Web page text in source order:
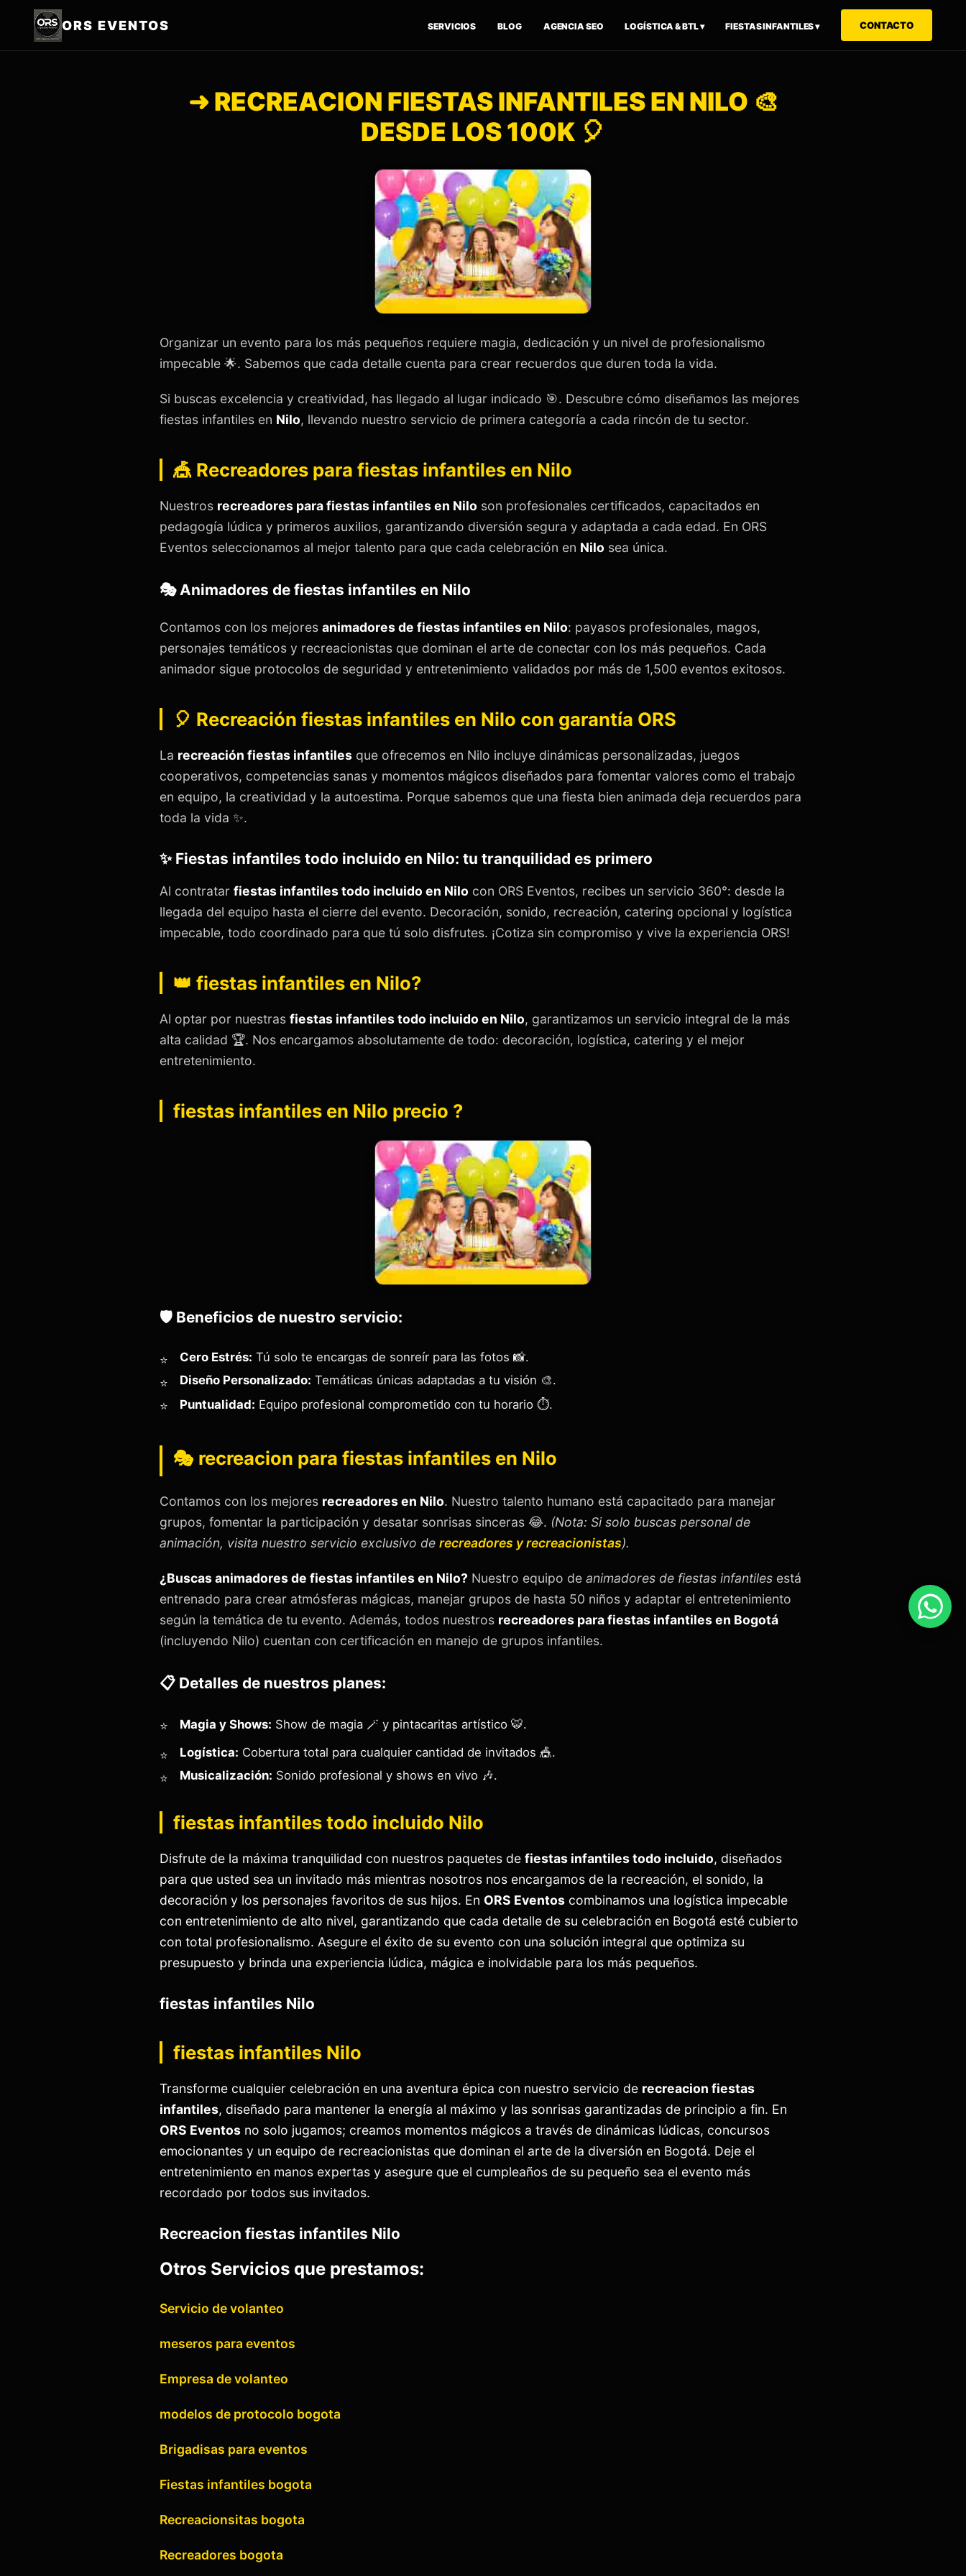
ORS EVENTOS SERVICIOS BLOG AGENCIA SEO LOGÍSTICA & BTL ▾ FIESTAS INFANTILES ▾ CONTACTO
➜ RECREACION FIESTAS INFANTILES EN NILO 🎨
DESDE LOS 100K 🎈
Organizar un evento para los más pequeños requiere magia, dedicación y un nivel de profesionalismo
impecable 🌟. Sabemos que cada detalle cuenta para crear recuerdos que duren toda la vida.
Si buscas excelencia y creatividad, has llegado al lugar indicado 🎯. Descubre cómo diseñamos las mejores
fiestas infantiles en Nilo, llevando nuestro servicio de primera categoría a cada rincón de tu sector.
🎪 Recreadores para fiestas infantiles en Nilo
Nuestros recreadores para fiestas infantiles en Nilo son profesionales certificados, capacitados en
pedagogía lúdica y primeros auxilios, garantizando diversión segura y adaptada a cada edad. En ORS
Eventos seleccionamos al mejor talento para que cada celebración en Nilo sea única.
🎭 Animadores de fiestas infantiles en Nilo
Contamos con los mejores animadores de fiestas infantiles en Nilo: payasos profesionales, magos,
personajes temáticos y recreacionistas que dominan el arte de conectar con los más pequeños. Cada
animador sigue protocolos de seguridad y entretenimiento validados por más de 1,500 eventos exitosos.
🎈 Recreación fiestas infantiles en Nilo con garantía ORS
La recreación fiestas infantiles que ofrecemos en Nilo incluye dinámicas personalizadas, juegos
cooperativos, competencias sanas y momentos mágicos diseñados para fomentar valores como el trabajo
en equipo, la creatividad y la autoestima. Porque sabemos que una fiesta bien animada deja recuerdos para
toda la vida ✨.
✨ Fiestas infantiles todo incluido en Nilo: tu tranquilidad es primero
Al contratar fiestas infantiles todo incluido en Nilo con ORS Eventos, recibes un servicio 360°: desde la
llegada del equipo hasta el cierre del evento. Decoración, sonido, recreación, catering opcional y logística
impecable, todo coordinado para que tú solo disfrutes. ¡Cotiza sin compromiso y vive la experiencia ORS!
👑 fiestas infantiles en Nilo?
Al optar por nuestras fiestas infantiles todo incluido en Nilo, garantizamos un servicio integral de la más
alta calidad 🏆. Nos encargamos absolutamente de todo: decoración, logística, catering y el mejor
entretenimiento.
fiestas infantiles en Nilo precio ?
🛡️ Beneficios de nuestro servicio:
Cero Estrés: Tú solo te encargas de sonreír para las fotos 📸.
Diseño Personalizado: Temáticas únicas adaptadas a tu visión 🎨.
Puntualidad: Equipo profesional comprometido con tu horario ⏱️.
🎭 recreacion para fiestas infantiles en Nilo
Contamos con los mejores recreadores en Nilo. Nuestro talento humano está capacitado para manejar
grupos, fomentar la participación y desatar sonrisas sinceras 😂. (Nota: Si solo buscas personal de
animación, visita nuestro servicio exclusivo de recreadores y recreacionistas).
¿Buscas animadores de fiestas infantiles en Nilo? Nuestro equipo de animadores de fiestas infantiles está
entrenado para crear atmósferas mágicas, manejar grupos de hasta 50 niños y adaptar el entretenimiento
según la temática de tu evento. Además, todos nuestros recreadores para fiestas infantiles en Bogotá
(incluyendo Nilo) cuentan con certificación en manejo de grupos infantiles.
📋 Detalles de nuestros planes:
Magia y Shows: Show de magia 🪄 y pintacaritas artístico 🐯.
Logística: Cobertura total para cualquier cantidad de invitados 🎪.
Musicalización: Sonido profesional y shows en vivo 🎶.
fiestas infantiles todo incluido Nilo
Disfrute de la máxima tranquilidad con nuestros paquetes de fiestas infantiles todo incluido, diseñados
para que usted sea un invitado más mientras nosotros nos encargamos de la recreación, el sonido, la
decoración y los personajes favoritos de sus hijos. En ORS Eventos combinamos una logística impecable
con entretenimiento de alto nivel, garantizando que cada detalle de su celebración en Bogotá esté cubierto
con total profesionalismo. Asegure el éxito de su evento con una solución integral que optimiza su
presupuesto y brinda una experiencia lúdica, mágica e inolvidable para los más pequeños.
fiestas infantiles Nilo
fiestas infantiles Nilo
Transforme cualquier celebración en una aventura épica con nuestro servicio de recreacion fiestas
infantiles, diseñado para mantener la energía al máximo y las sonrisas garantizadas de principio a fin. En
ORS Eventos no solo jugamos; creamos momentos mágicos a través de dinámicas lúdicas, concursos
emocionantes y un equipo de recreacionistas que dominan el arte de la diversión en Bogotá. Deje el
entretenimiento en manos expertas y asegure que el cumpleaños de su pequeño sea el evento más
recordado por todos sus invitados.
Recreacion fiestas infantiles Nilo
Otros Servicios que prestamos:
Servicio de volanteo
meseros para eventos
Empresa de volanteo
modelos de protocolo bogota
Brigadisas para eventos
Fiestas infantiles bogota
Recreacionsitas bogota
Recreadores bogota